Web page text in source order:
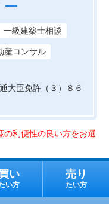
一級建築士相談
産コンサル
臣免許（３）８６
利便性の良い方をお選
い
い方
売り
たい方